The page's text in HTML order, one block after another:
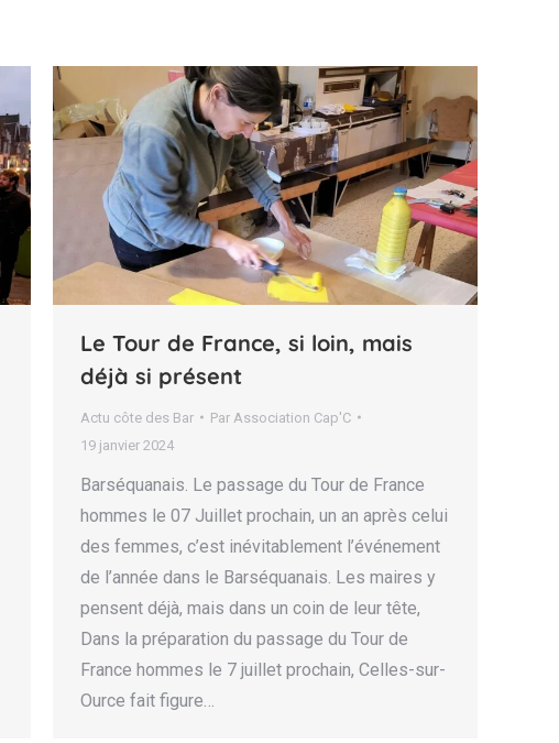
Le Tour de France, si loin, mais
déjà si présent
Actu côte des Bar Par Association Cap'C
19 janvier 2024
Barséquanais. Le passage du Tour de France
hommes le 07 Juillet prochain, un an après celui
des femmes, c’est inévitablement l’événement
de l’année dans le Barséquanais. Les maires y
pensent déjà, mais dans un coin de leur tête,
Dans la préparation du passage du Tour de
France hommes le 7 juillet prochain, Celles-sur-
Ource fait figure…